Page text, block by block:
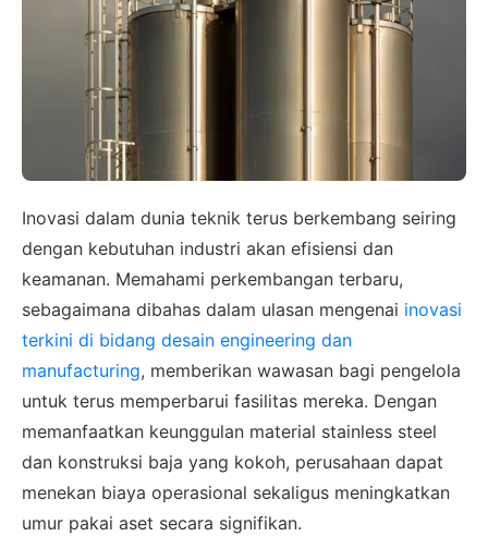
Inovasi dalam dunia teknik terus berkembang seiring
dengan kebutuhan industri akan efisiensi dan
keamanan. Memahami perkembangan terbaru,
sebagaimana dibahas dalam ulasan mengenai inovasi
terkini di bidang desain engineering dan
manufacturing, memberikan wawasan bagi pengelola
untuk terus memperbarui fasilitas mereka. Dengan
memanfaatkan keunggulan material stainless steel
dan konstruksi baja yang kokoh, perusahaan dapat
menekan biaya operasional sekaligus meningkatkan
umur pakai aset secara signifikan.
SALES ASSISTANCE
Hubungi Tim Sales
Konsultasikan kebutuhan proyek Anda, dapatkan